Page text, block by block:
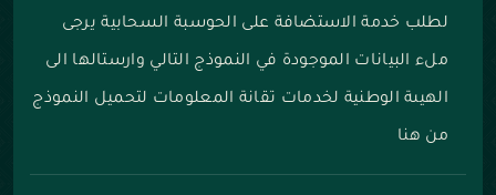
لطلب خدمة الاستضافة على الحوسبة السحابية يرجى
ملء البيانات الموجودة في النموذج التالي وارستالها الى
الهيىة الوطنية لخدمات تقانة المعلومات لتحميل النموذج
من هنا